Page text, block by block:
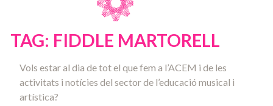
TAG: FIDDLE MARTORELL
Vols estar al dia de tot el que fem a l’ACEM i de les
activitats i notícies del sector de l’educació musical i
artística?